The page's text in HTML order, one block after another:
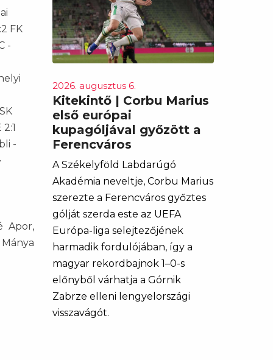
FK
-
-
Apor,
2026. augusztus 6.
Kitekintő | Corbu Marius
első európai
kupagóljával győzött a
Ferencváros
A Székelyföld Labdarúgó
Akadémia neveltje, Corbu Marius
szerezte a Ferencváros győztes
gólját szerda este az UEFA
Európa-liga selejtezőjének
harmadik fordulójában, így a
magyar rekordbajnok 1–0-s
előnyből várhatja a Górnik
Zabrze elleni lengyelországi
visszavágót.